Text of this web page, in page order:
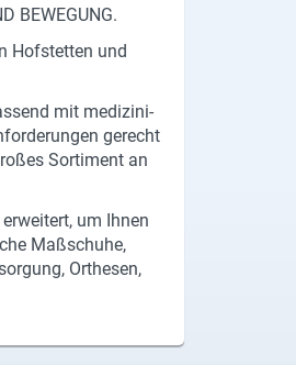
BE­WE­GUNG.
Hof­s­tet­ten und
mit me­di­zi­ni­
ge­recht
Sor­ti­ment an
um Ihnen
Maß­schu­he,
Or­the­sen,